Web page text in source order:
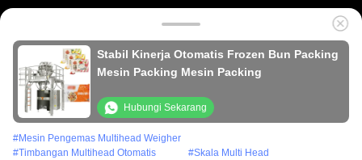
Stabil Kinerja Otomatis Frozen Bun Packing
Mesin Packing Mesin Packing
Hubungi Sekarang
#Mesin Pengemas Multihead Weigher
#Timbangan Multihead Otomatis #Skala Multi Head